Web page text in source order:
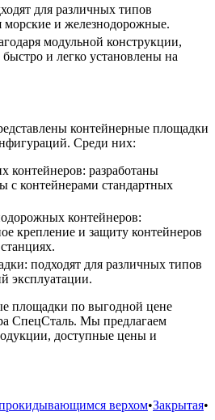
для различных типов
морские и железнодорожные.
модульной конструкции,
и легко установлены на
контейнерные площадки
Среди них:
контейнеров: разработаны
с контейнерами стандартных
контейнеров:
крепление и защиту контейнеров
подходят для различных типов
эксплуатации.
площадки по выгодной цене
СпецСталь. Мы предлагаем
доступные цены и
верхом•Закрытая•